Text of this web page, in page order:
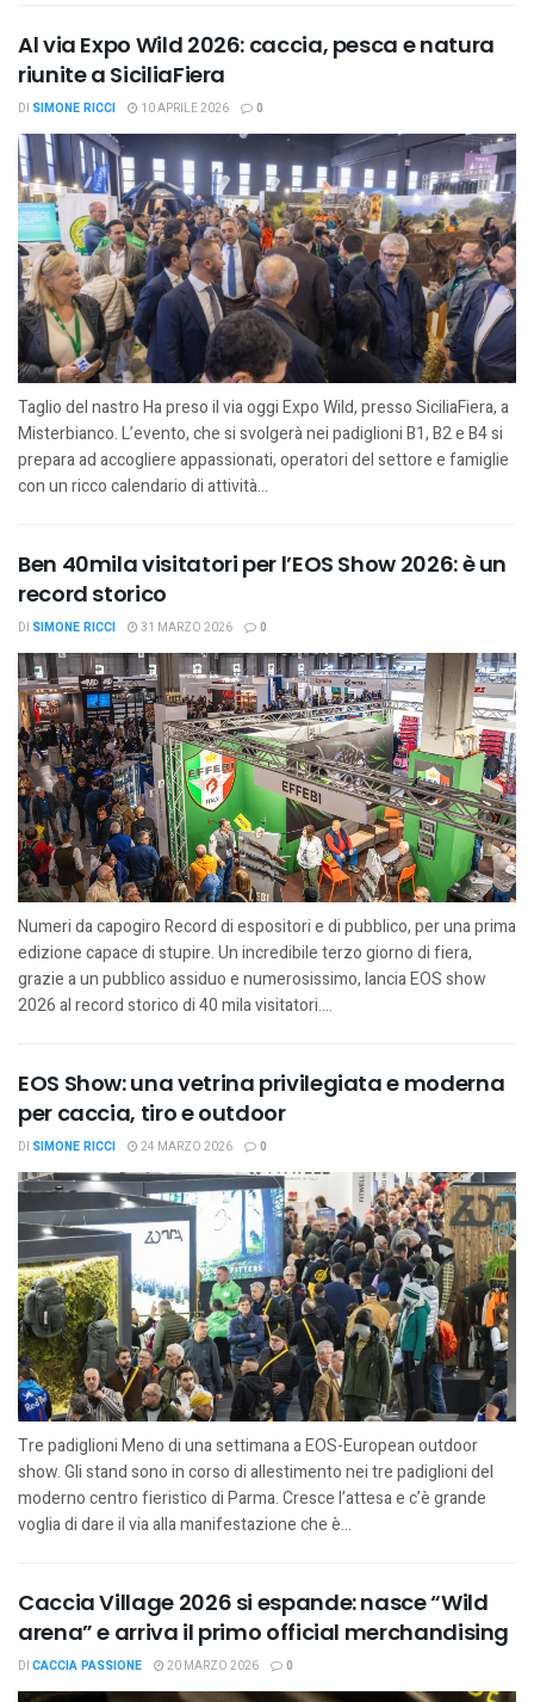
Al via Expo Wild 2026: caccia, pesca e natura
riunite a SiciliaFiera
DI SIMONE RICCI 10 APRILE 2026 0
Taglio del nastro Ha preso il via oggi Expo Wild, presso SiciliaFiera, a
Misterbianco. L’evento, che si svolgerà nei padiglioni B1, B2 e B4 si
prepara ad accogliere appassionati, operatori del settore e famiglie
con un ricco calendario di attività...
Ben 40mila visitatori per l’EOS Show 2026: è un
record storico
DI SIMONE RICCI 31 MARZO 2026 0
Numeri da capogiro Record di espositori e di pubblico, per una prima
edizione capace di stupire. Un incredibile terzo giorno di fiera,
grazie a un pubblico assiduo e numerosissimo, lancia EOS show
2026 al record storico di 40 mila visitatori....
EOS Show: una vetrina privilegiata e moderna
per caccia, tiro e outdoor
DI SIMONE RICCI 24 MARZO 2026 0
Tre padiglioni Meno di una settimana a EOS-European outdoor
show. Gli stand sono in corso di allestimento nei tre padiglioni del
moderno centro fieristico di Parma. Cresce l’attesa e c’è grande
voglia di dare il via alla manifestazione che è...
Caccia Village 2026 si espande: nasce “Wild
arena” e arriva il primo official merchandising
DI CACCIA PASSIONE 20 MARZO 2026 0